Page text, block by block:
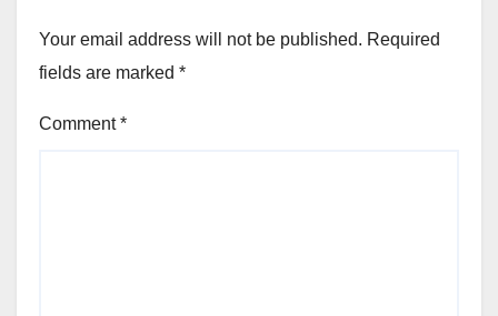
Your email address will not be published. Required
fields are marked *
Comment*